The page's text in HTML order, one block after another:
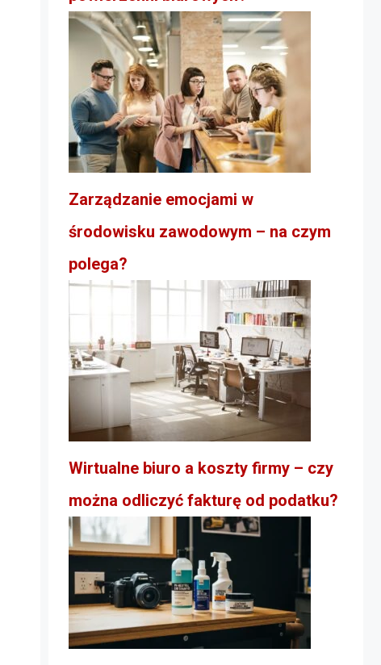
Zarządzanie emocjami w
środowisku zawodowym – na czym
polega?
Wirtualne biuro a koszty firmy – czy
można odliczyć fakturę od podatku?